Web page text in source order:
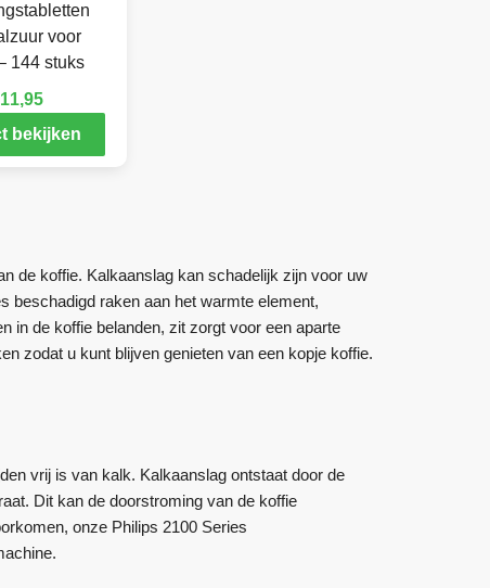
voor
144 stuks
bekijken
de koffie. Kalkaanslag kan schadelijk zijn voor uw
beschadigd raken aan het warmte element,
in de koffie belanden, zit zorgt voor een aparte
zodat u kunt blijven genieten van een kopje koffie.
vrij is van kalk. Kalkaanslag ontstaat door de
Dit kan de doorstroming van de koffie
onze Philips 2100 Series